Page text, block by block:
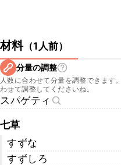
材料（1人前）
分量の調整
人数に合わせて分量を調整できます
わせて調整してくださいね。
スパゲティ
七草
すずな
すずしろ